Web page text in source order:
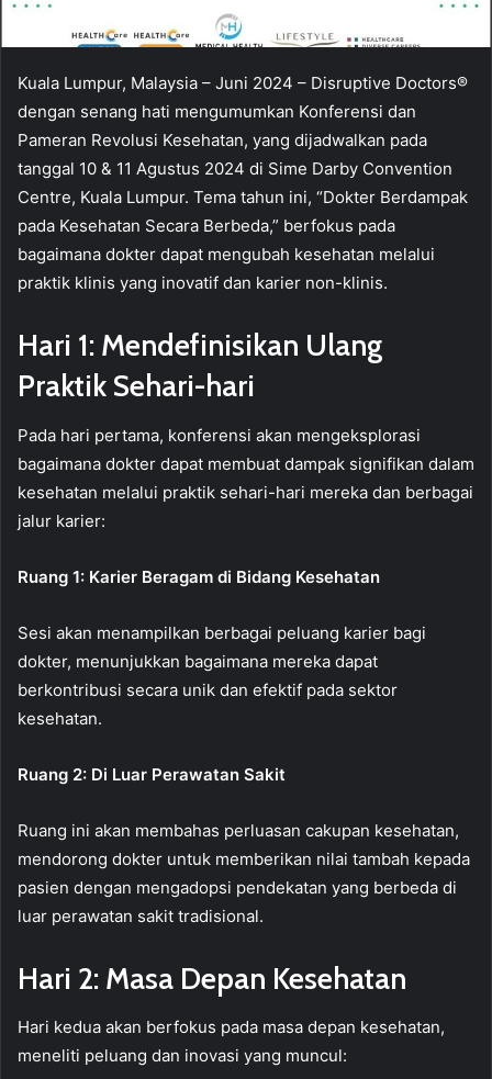
Kuala Lumpur, Malaysia – Juni 2024 – Disruptive Doctors®
dengan senang hati mengumumkan Konferensi dan
Pameran Revolusi Kesehatan, yang dijadwalkan pada
tanggal 10 & 11 Agustus 2024 di Sime Darby Convention
Centre, Kuala Lumpur. Tema tahun ini, “Dokter Berdampak
pada Kesehatan Secara Berbeda,” berfokus pada
bagaimana dokter dapat mengubah kesehatan melalui
praktik klinis yang inovatif dan karier non-klinis.
Hari 1: Mendefinisikan Ulang
Praktik Sehari-hari
Pada hari pertama, konferensi akan mengeksplorasi
bagaimana dokter dapat membuat dampak signifikan dalam
kesehatan melalui praktik sehari-hari mereka dan berbagai
jalur karier:
Ruang 1: Karier Beragam di Bidang Kesehatan
Sesi akan menampilkan berbagai peluang karier bagi
dokter, menunjukkan bagaimana mereka dapat
berkontribusi secara unik dan efektif pada sektor
kesehatan.
Ruang 2: Di Luar Perawatan Sakit
Ruang ini akan membahas perluasan cakupan kesehatan,
mendorong dokter untuk memberikan nilai tambah kepada
pasien dengan mengadopsi pendekatan yang berbeda di
luar perawatan sakit tradisional.
Hari 2: Masa Depan Kesehatan
Hari kedua akan berfokus pada masa depan kesehatan,
meneliti peluang dan inovasi yang muncul: